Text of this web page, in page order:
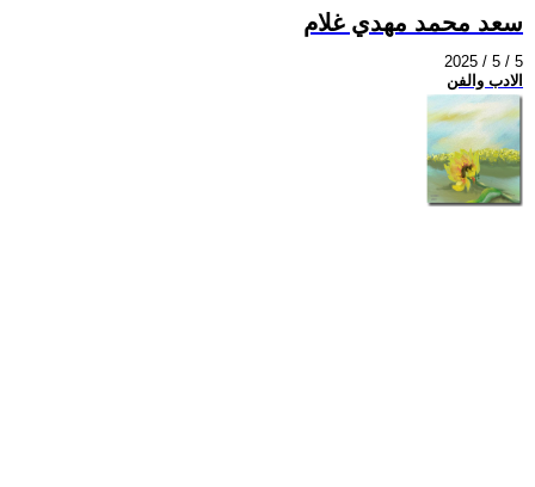
سعد محمد مهدي غلام
2025 / 5 / 5
الادب والفن